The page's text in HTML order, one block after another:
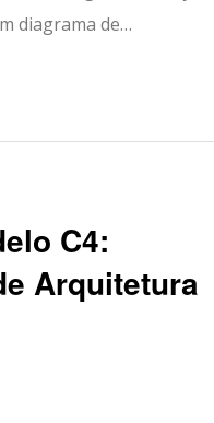
diagrama de…
C4:
Arquitetura